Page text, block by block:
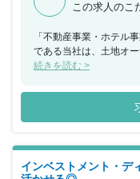
この求人のこ
「不動産事業・ホテル
である当社は、土地オ
から郊外まで規模は問
動産賃貸事業」「SC事
事業を行い、ワンスト
ル事業」については、
OJTによる教育や、資
した就業環境に身を置
続きを読む >
インベストメント・デ